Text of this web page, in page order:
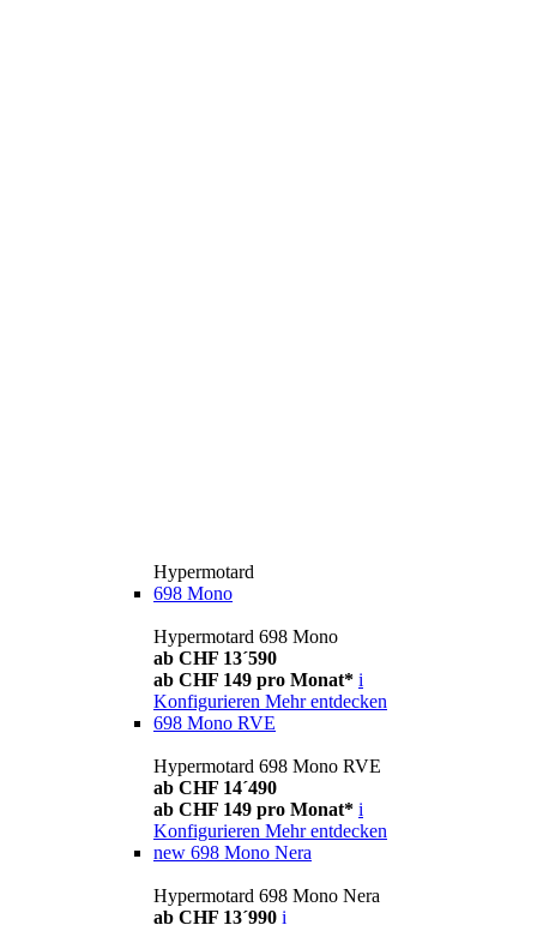
Hypermotard
698 Mono
Hypermotard 698 Mono
ab CHF 13´590
ab CHF 149 pro Monat* i
Konfigurieren Mehr entdecken
698 Mono RVE
Hypermotard 698 Mono RVE
ab CHF 14´490
ab CHF 149 pro Monat* i
Konfigurieren Mehr entdecken
new 698 Mono Nera
Hypermotard 698 Mono Nera
ab CHF 13´990 i